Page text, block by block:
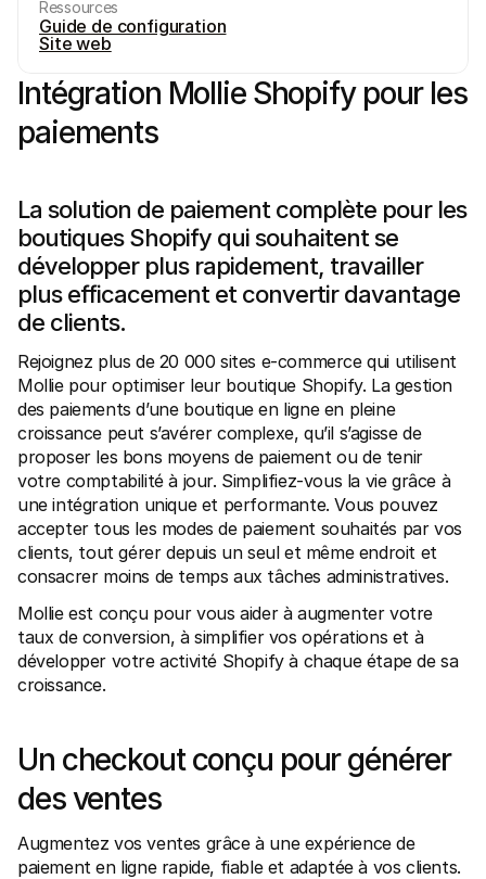
Ressources
Guide de configuration
Site web
Intégration Mollie Shopify pour les
paiements
La solution de paiement complète pour les
boutiques Shopify qui souhaitent se
développer plus rapidement, travailler
plus efficacement et convertir davantage
de clients.
Rejoignez plus de 20 000 sites e-commerce qui utilisent
Mollie pour optimiser leur boutique Shopify. La gestion
des paiements d’une boutique en ligne en pleine
croissance peut s’avérer complexe, qu’il s’agisse de
proposer les bons moyens de paiement ou de tenir
votre comptabilité à jour. Simplifiez-vous la vie grâce à
une intégration unique et performante. Vous pouvez
accepter tous les modes de paiement souhaités par vos
clients, tout gérer depuis un seul et même endroit et
consacrer moins de temps aux tâches administratives.
Mollie est conçu pour vous aider à augmenter votre
taux de conversion, à simplifier vos opérations et à
développer votre activité Shopify à chaque étape de sa
croissance.
Un checkout conçu pour générer
des ventes
Augmentez vos ventes grâce à une expérience de
paiement en ligne rapide, fiable et adaptée à vos clients.
Ressources techniques
Bibliothèques
Intégrez Mollie avec des packages prêts à l'emploi
Communauté Discord
Rejoignez notre communauté de développeurs
À propos de Mollie
Tarifs
Consultez nos tarifs
Notre histoire et nos valeurs
Actualités
Lire les dernières actualités de
Mollie
Nous rejoindre
Rejoignez notre équipe - nous
recrutons !
Découvrez comment nous aidons
Contact
Pour les consommateurs
Découvrez pourquoi Mollie figure sur votre relevé bancaire
Pour les clients Mollie
Contactez notre équipe support
Pour obtenir un devis
Découvrez comment nous pouvons aider votre entreprise